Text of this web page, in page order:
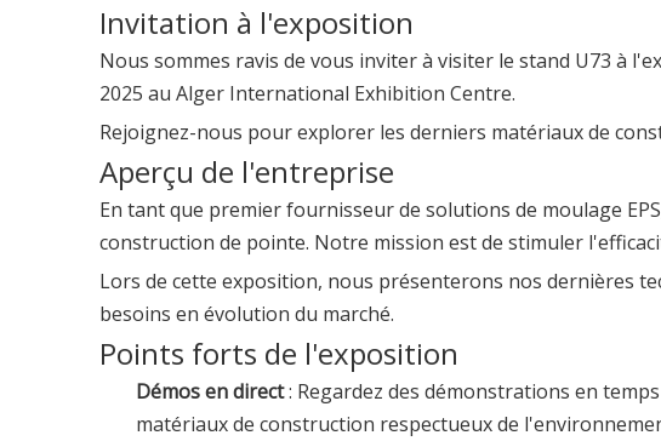
Invitation à l'exposition
Nous sommes ravis de vous inviter à visiter le stand U73 à
2025 au Alger International Exhibition Centre.
Rejoignez-nous pour explorer les derniers matériaux de
Aperçu de l'entreprise
En tant que premier fournisseur de solutions de moulage
construction de pointe. Notre mission est de stimuler
Lors de cette exposition, nous présenterons nos dernières
besoins en évolution du marché.
Points forts de l'exposition
Démos en direct: Regardez des démonstrations en
matériaux de construction respectueux de